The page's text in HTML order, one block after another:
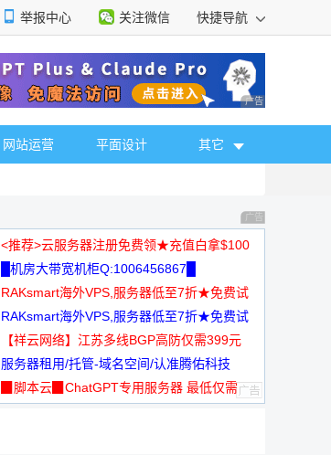
举报中心 关注微信 快捷导航
广告 商业广告，理
网站运营 平面设计 其它
广告 商业广告，理
<推荐>云服务器注册免费领★充值白拿$100
█机房大带宽机柜Q:1006456867█
RAKsmart海外VPS,服务器低至7折★免费试
用★
RAKsmart海外VPS,服务器低至7折★免费试
用★
【祥云网络】江苏多线BGP高防仅需399元
服务器租用/托管-域名空间/认准腾佑科技
▉脚本云▉ChatGPT专用服务器 最低仅需